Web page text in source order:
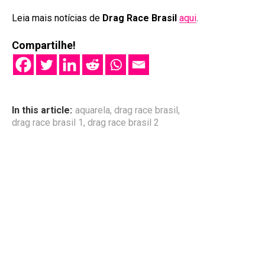
Leia mais notícias de Drag Race Brasil aqui.
Compartilhe!
In this article: aquarela, drag race brasil,
drag race brasil 1, drag race brasil 2